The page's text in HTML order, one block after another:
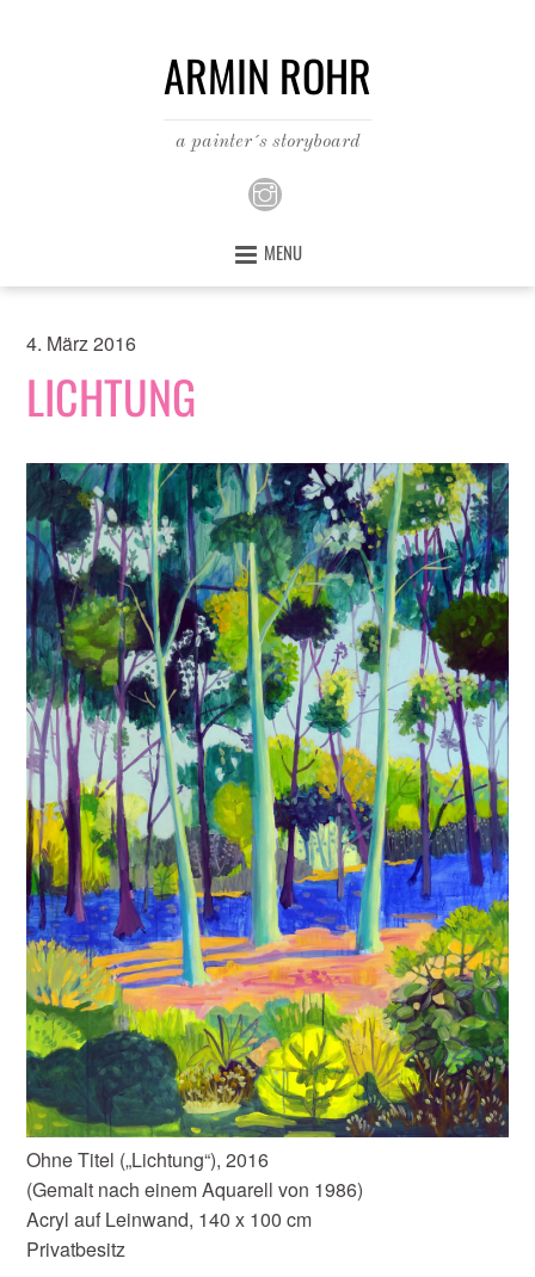
ARMIN ROHR
a painter´s storyboard
MENU
4. März 2016
LICHTUNG
Ohne Titel („Lichtung“), 2016
(Gemalt nach einem Aquarell von 1986)
Acryl auf Leinwand, 140 x 100 cm
Privatbesitz